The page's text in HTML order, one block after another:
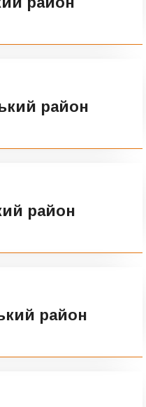
район
район
район